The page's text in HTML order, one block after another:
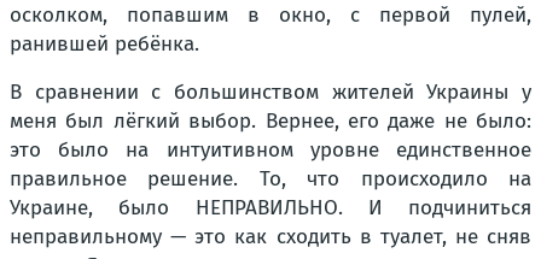
осколком, попавшим в окно, с первой пулей,
ранившей ребёнка.
В сравнении с большинством жителей Украины у
меня был лёгкий выбор. Вернее, его даже не было:
это было на интуитивном уровне единственное
правильное решение. То, что происходило на
Украине, было НЕПРАВИЛЬНО. И подчиниться
неправильному — это как сходить в туалет, не сняв